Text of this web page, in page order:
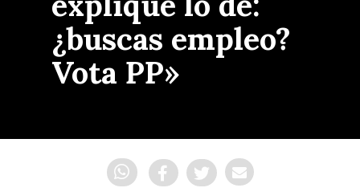
¿buscas empleo?
Vota PP»